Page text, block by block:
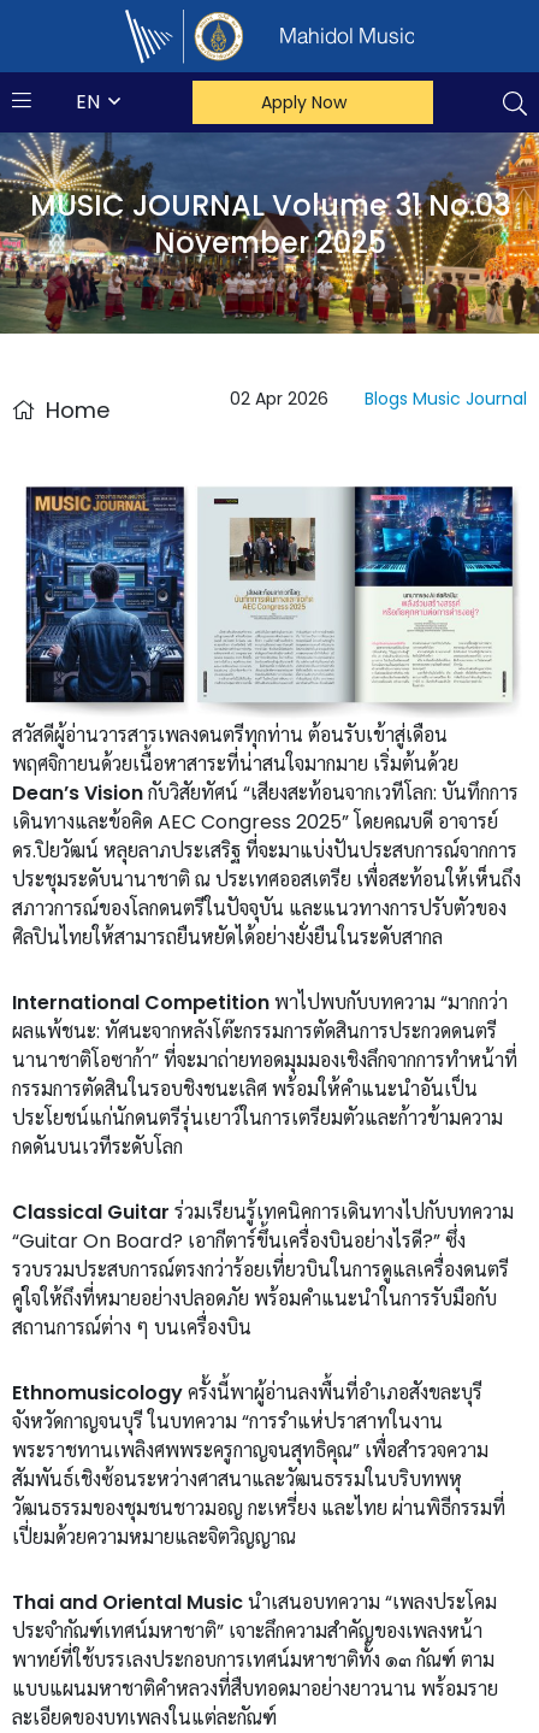
Mahidol Music
EN Apply Now
MUSIC JOURNAL Volume 31 No.03
November 2025
Home 02 Apr 2026 Blogs Music Journal
สวัสดีผู้อ่านวารสารเพลงดนตรีทุกท่าน ต้อนรับเข้าสู่เดือน
พฤศจิกายนด้วยเนื้อหาสาระที่น่าสนใจมากมาย เริ่มต้นด้วย
Dean’s Visionกับวิสัยทัศน์ “เสียงสะท้อนจากเวทีโลก: บันทึกการ
เดินทางและข้อคิด AEC Congress 2025” โดยคณบดี อาจารย์
ดร.ปิยวัฒน์ หลุยลาภประเสริฐ ที่จะมาแบ่งปันประสบการณ์จากการ
ประชุมระดับนานาชาติ ณ ประเทศออสเตรีย เพื่อสะท้อนให้เห็นถึง
สภาวการณ์ของโลกดนตรีในปัจจุบัน และแนวทางการปรับตัวของ
ศิลปินไทยให้สามารถยืนหยัดได้อย่างยั่งยืนในระดับสากล
International Competitionพาไปพบกับบทความ “มากกว่า
ผลแพ้ชนะ: ทัศนะจากหลังโต๊ะกรรมการตัดสินการประกวดดนตรี
นานาชาติโอซาก้า” ที่จะมาถ่ายทอดมุมมองเชิงลึกจากการทำหน้าที่
กรรมการตัดสินในรอบชิงชนะเลิศ พร้อมให้คำแนะนำอันเป็น
ประโยชน์แก่นักดนตรีรุ่นเยาว์ในการเตรียมตัวและก้าวข้ามความ
กดดันบนเวทีระดับโลก
Classical Guitar ร่วมเรียนรู้เทคนิคการเดินทางไปกับบทความ
“Guitar On Board? เอากีตาร์ขึ้นเครื่องบินอย่างไรดี?” ซึ่ง
รวบรวมประสบการณ์ตรงกว่าร้อยเที่ยวบินในการดูแลเครื่องดนตรี
คู่ใจให้ถึงที่หมายอย่างปลอดภัย พร้อมคำแนะนำในการรับมือกับ
สถานการณ์ต่าง ๆ บนเครื่องบิน
Ethnomusicologyครั้งนี้พาผู้อ่านลงพื้นที่อำเภอสังขละบุรี
จังหวัดกาญจนบุรี ในบทความ “การรำแห่ปราสาทในงาน
พระราชทานเพลิงศพพระครูกาญจนสุทธิคุณ” เพื่อสำรวจความ
สัมพันธ์เชิงซ้อนระหว่างศาสนาและวัฒนธรรมในบริบทพหุ
วัฒนธรรมของชุมชนชาวมอญ กะเหรี่ยง และไทย ผ่านพิธีกรรมที่
เปี่ยมด้วยความหมายและจิตวิญญาณ
Thai and Oriental Musicนำเสนอบทความ “เพลงประโคม
ประจำกัณฑ์เทศน์มหาชาติ” เจาะลึกความสำคัญของเพลงหน้า
พาทย์ที่ใช้บรรเลงประกอบการเทศน์มหาชาติทั้ง ๑๓ กัณฑ์ ตาม
แบบแผนมหาชาติคำหลวงที่สืบทอดมาอย่างยาวนาน พร้อมราย
ละเอียดของบทเพลงในแต่ละกัณฑ์